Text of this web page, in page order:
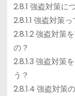
2.8.1 強盗対策に
2.8.1.1 強盗対策
2.8.1.2 強盗対策
の？
2.8.1.3 強盗対策
う？
2.8.1.4 強盗対策